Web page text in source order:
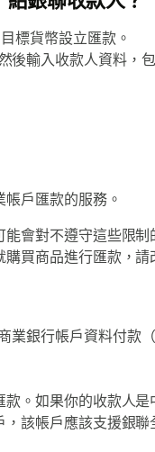
標貨幣設立匯款。
後輸入收款人資料，
戶匯款的服務。
會對不遵守這些限制
買商品進行匯款，請
業銀行帳戶資料付款
。如果你的收款人是
該帳戶應該支援銀聯